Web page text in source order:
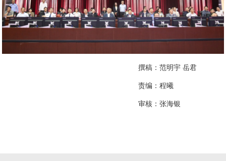
撰稿：范明宇 岳君
责编： 程曦
审核：张海银